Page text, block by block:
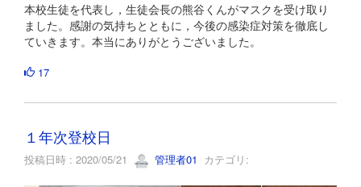
本校生徒を代表し，生徒会長の熊谷くんがマスクを受け取り
ました。感謝の気持ちとともに，今後の感染症対策を徹底し
ていきます。本当にありがとうございました。
17
１年次登校日
投稿日時 : 2020/05/21 管理者01 カテゴリ: